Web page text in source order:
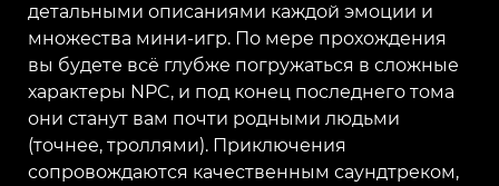
детальными описаниями каждой эмоции и
множества мини-игр. По мере прохождения
вы будете всё глубже погружаться в сложные
характеры NPC, и под конец последнего тома
они станут вам почти родными людьми
(точнее, троллями). Приключения
сопровождаются качественным саундтреком,